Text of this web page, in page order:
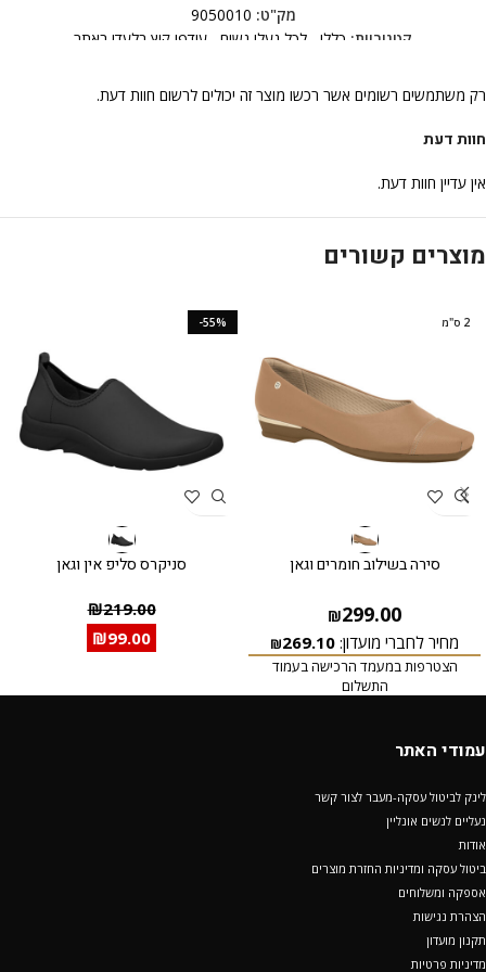
מק"ט: 9050010
קטגוריות: כללי לכל נעלי נשים עודפי קיץ בלעדי באתר
חוות דעת
אין עדיין חוות דעת.
רק משתמשים רשומים אשר רכשו מוצר זה יכולים לרשום חוות דעת.
מוצרים קשורים
2 ס"מ
סירה בשילוב חומרים וגאן
₪299.00
מחיר לחברי מועדון: ₪269.10
הצטרפות במעמד הרכישה בעמוד
התשלום
-55%
סניקרס סליפ אין וגאן
₪219.00
₪99.00
עמודי האתר
לינק לביטול עסקה-מעבר לצור קשר
נעליים לנשים אונליין
אודות
ביטול עסקה ומדיניות החזרת מוצרים
אספקה ומשלוחים
הצהרת נגישות
תקנון מועדון
מדיניות פרטיות